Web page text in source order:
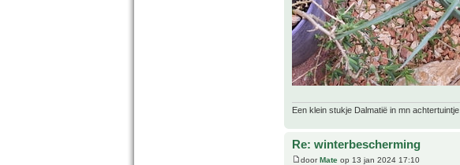
Een klein stukje Dalmatië in mn achtertuintje.
Re: winterbescherming
doorMate op 13 jan 2024 17:10